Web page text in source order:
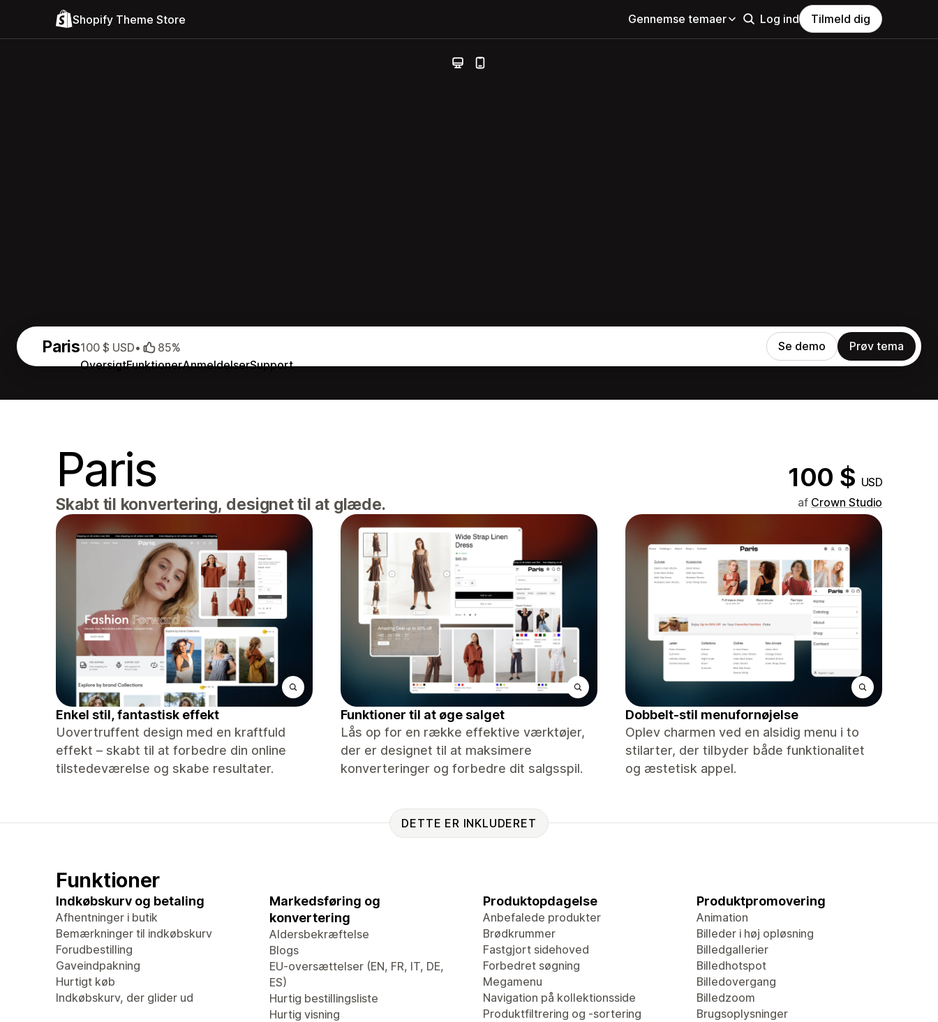
Shopify Theme Store Gennemse temaer Log ind Tilmeld dig
Paris
OversigtFunktionerAnmeldelserSupport
100 $ USD• 85% Se demo Prøv tema
Paris 100 $ USD
Skabt til konvertering, designet til at glæde. af Crown Studio
Enkel stil, fantastisk effekt
Uovertruffent design med en kraftfuld
effekt – skabt til at forbedre din online
tilstedeværelse og skabe resultater.
Funktioner til at øge salget
Lås op for en række effektive værktøjer,
der er designet til at maksimere
konverteringer og forbedre dit salgsspil.
Dobbelt-stil menufornøjelse
Oplev charmen ved en alsidig menu i to
stilarter, der tilbyder både funktionalitet
og æstetisk appel.
DETTE ER INKLUDERET
Funktioner
Indkøbskurv og betaling
Afhentninger i butik
Bemærkninger til indkøbskurv
Forudbestilling
Gaveindpakning
Hurtigt køb
Indkøbskurv, der glider ud
Markedsføring og
konvertering
Aldersbekræftelse
Blogs
EU-oversættelser (EN, FR, IT, DE,
ES)
Hurtig bestillingsliste
Hurtig visning
Produktopdagelse
Anbefalede produkter
Brødkrummer
Fastgjort sidehoved
Forbedret søgning
Megamenu
Navigation på kollektionsside
Produktfiltrering og -sortering
Produktpromovering
Animation
Billeder i høj opløsning
Billedgallerier
Billedhotspot
Billedovergang
Billedzoom
Brugsoplysninger